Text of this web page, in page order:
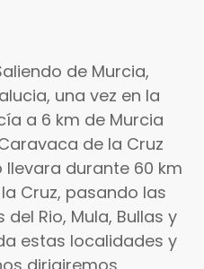
de Murcia,
una vez en la
a 6 km de Murcia
de la Cruz
llevara durante 60 km
Cruz, pasando las
Rio, Mula, Bullas y
estas localidades y